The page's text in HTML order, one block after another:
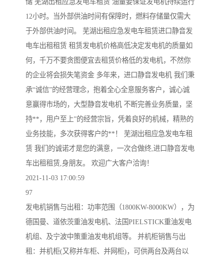
储 芜湖出租应急发电车租赁 油量要保证发电机持续运行
12小时。当外部供油时间有保障时，燃料存储量仅需大
于外部供油时间。 芜湖出租应急发电车租赁进口静音发
电车出租租赁 租赁发电机价格高低决定发电机的质量如
何，千万不要贪图便宜去租赁价格低的发电机，不然你
的企业将会损失笔资金 多年来，进口静音发电机 我们秉
承“诚信”的经营理念，抱着全心全意服务客户，诚心诚
意赢得市场的，大型静音发电机 不断完善业务质量，坚
持**，用户至上”的经营宗旨，凭着良好的机械，精熟的
业务技能，多次获得客户的**！ 芜湖出租应急发电车租
赁 我们的诚诺才是您的满意，一次合做终,进口静音发电
车出租租赁,身朋友。 欢迎广大客户洽询！
2021-11-03 17:00:59
97
发电机销售与出租：功率范围（1800KW-8000KW），为
德国曼、道依茨重油发电机、法国PIELSTICK重油发电
机组、及宁波中策重油发电机组等。 并机柜销售与出
租：并机柜(又称并车柜、并网柜)，可供两台及两台以